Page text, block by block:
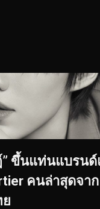
ขึ้นแท่นแบรน
คนล่าสุดจาก
ย